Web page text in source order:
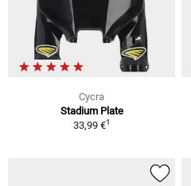
Cycra
Stadium Plate
33,99 €1